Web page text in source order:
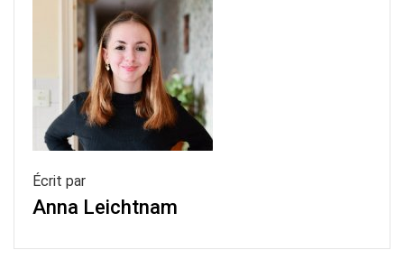
Écrit par
Anna Leichtnam